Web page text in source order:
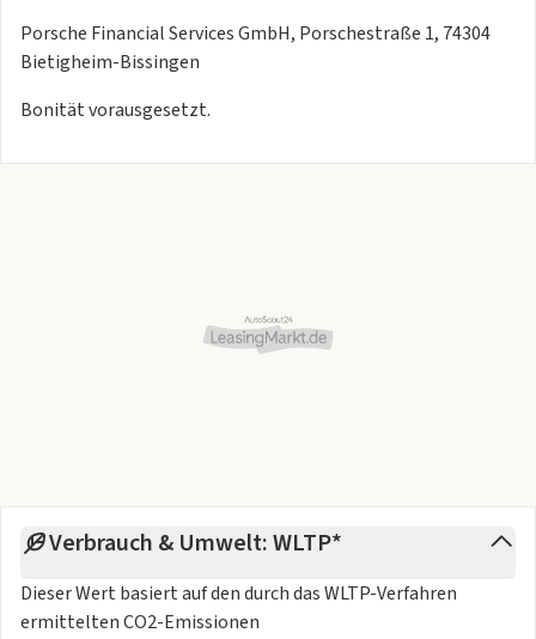
Porsche Financial Services GmbH, Porschestraße 1, 74304
Bietigheim-Bissingen
Bonität vorausgesetzt.
Verbrauch & Umwelt: WLTP*
Dieser Wert basiert auf den durch dasWLTP-Verfahren
ermittelten CO2-Emissionen